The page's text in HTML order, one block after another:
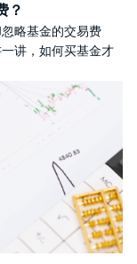
？
略基金的交易费
讲，如何买基金才